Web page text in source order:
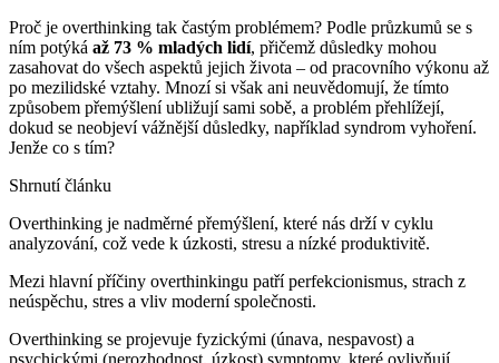
Proč je overthinking tak častým problémem? Podle průzkumů se s
ním potýká až 73 % mladých lidí, přičemž důsledky mohou
zasahovat do všech aspektů jejich života – od pracovního výkonu až
po mezilidské vztahy. Mnozí si však ani neuvědomují, že tímto
způsobem přemýšlení ubližují sami sobě, a problém přehlížejí,
dokud se neobjeví vážnější důsledky, například syndrom vyhoření.
Jenže co s tím?
Shrnutí článku
Overthinking je nadměrné přemýšlení, které nás drží v cyklu
analyzování, což vede k úzkosti, stresu a nízké produktivitě.
Mezi hlavní příčiny overthinkingu patří perfekcionismus, strach z
neúspěchu, stres a vliv moderní společnosti.
Overthinking se projevuje fyzickými (únava, nespavost) a
psychickými (nerozhodnost, úzkost) symptomy, které ovlivňují